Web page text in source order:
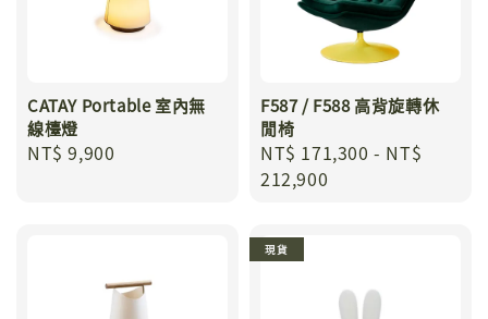
CATAY Portable 室內無
線檯燈
Regular
NT$ 9,900
F587 / F588 高背旋轉休
閒椅
Regular
price
NT$ 171,300 - NT$
212,900
現貨